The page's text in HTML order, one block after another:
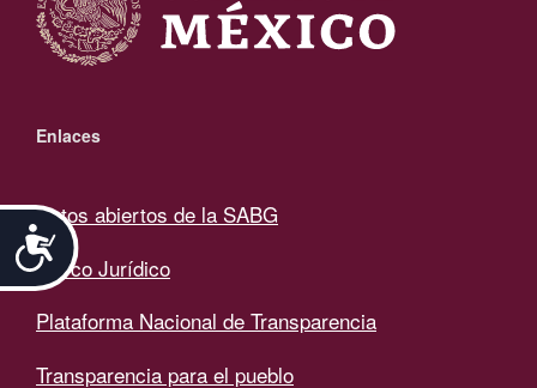
Accesibilidad
Enlaces
Datos abiertos de la SABG
Marco Jurídico
Plataforma Nacional de Transparencia
Transparencia para el pueblo